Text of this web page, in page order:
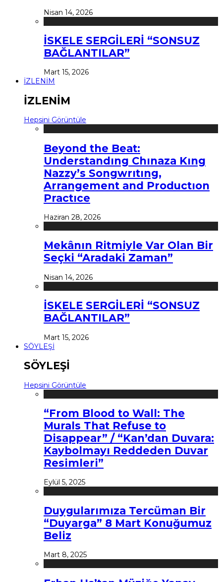
Nisan 14, 2026
İSKELE SERGİLERİ “SONSUZ
BAĞLANTILAR”
Mart 15, 2026
İZLENİM
İZLENİM
Hepsini Görüntüle
Beyond the Beat:
Understandıng Chınaza Kıng
Nazzy’s Songwrıtıng,
Arrangement and Productıon
Practıce
Haziran 28, 2026
Mekânın Ritmiyle Var Olan Bir
Seçki “Aradaki Zaman”
Nisan 14, 2026
İSKELE SERGİLERİ “SONSUZ
BAĞLANTILAR”
Mart 15, 2026
SÖYLEŞİ
SÖYLEŞİ
Hepsini Görüntüle
“From Blood to Wall: The
Murals That Refuse to
Disappear” / “Kan’dan Duvara:
Kaybolmayı Reddeden Duvar
Resimleri”
Eylül 5, 2025
Duygularımıza Tercüman Bir
“Duyarga” 8 Mart Konuğumuz
Beliz
Mart 8, 2025